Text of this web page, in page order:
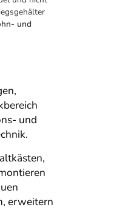
und
und
erweitern